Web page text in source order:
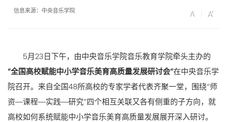
信息来源：中央音乐学院
5月23日下午，由中央音乐学院音乐教育学院牵头主办的
“全国高校赋能中小学音乐美育高质量发展研讨会”在中央音乐学
院召开。来自全国48所高校的专家学者代表齐聚一堂，围绕“师
资—课程—实践—研究”四个相互关联又各有侧重的子方向，就
高校如何系统赋能中小学音乐美育高质量发展展开深入研讨。